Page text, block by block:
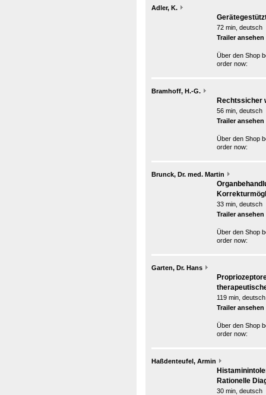
Adler, K.
72 min, deutsch
Trailer ansehen
Über den Shop
order now:
Bramhoff, H.-G.
Rechtssicher
56 min, deutsch
Trailer ansehen
Über den Shop
order now:
Brunck, Dr. med. Martin
33 min, deutsch
Trailer ansehen
Über den Shop
order now:
Garten, Dr. Hans
119 min, deutsch
Trailer ansehen
Über den Shop
order now:
Haßdenteufel, Armin
Rationelle
30 min, deutsch